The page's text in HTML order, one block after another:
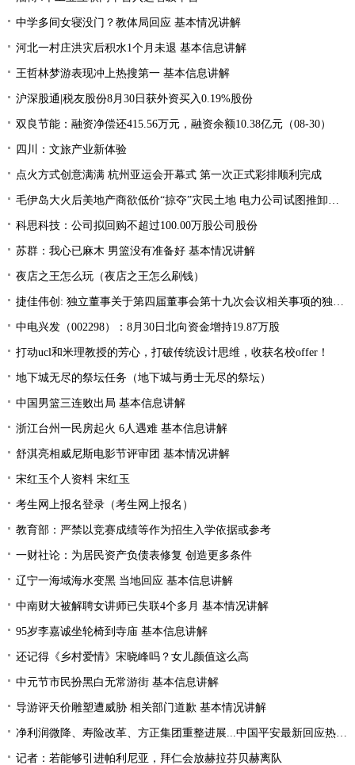
中学多间女寝没门？教体局回应 基本情况讲解
河北一村庄洪灾后积水1个月未退 基本信息讲解
王哲林梦游表现冲上热搜第一 基本信息讲解
沪深股通|税友股份8月30日获外资买入0.19%股份
双良节能：融资净偿还415.56万元，融资余额10.38亿元（08-30）
四川：文旅产业新体验
点火方式创意满满 杭州亚运会开幕式 第一次正式彩排顺利完成
毛伊岛大火后美地产商欲低价“掠夺”灾民土地 电力公司试图推卸责任
科思科技：公司拟回购不超过100.00万股公司股份
苏群：我心已麻木 男篮没有准备好 基本情况讲解
夜店之王怎么玩（夜店之王怎么刷钱）
捷佳伟创: 独立董事关于第四届董事会第十九次会议相关事项的独立意见
中电兴发（002298）：8月30日北向资金增持19.87万股
打动ucl和米理教授的芳心，打破传统设计思维，收获名校offer！
地下城无尽的祭坛任务（地下城与勇士无尽的祭坛）
中国男篮三连败出局 基本信息讲解
浙江台州一民房起火 6人遇难 基本信息讲解
舒淇亮相威尼斯电影节评审团 基本情况讲解
宋红玉个人资料 宋红玉
考生网上报名登录（考生网上报名）
教育部：严禁以竞赛成绩等作为招生入学依据或参考
一财社论：为居民资产负债表修复 创造更多条件
辽宁一海域海水变黑 当地回应 基本信息讲解
中南财大被解聘女讲师已失联4个多月 基本情况讲解
95岁李嘉诚坐轮椅到寺庙 基本信息讲解
还记得《乡村爱情》宋晓峰吗？女儿颜值这么高
中元节市民扮黑白无常游街 基本信息讲解
导游评天价雕塑遭威胁 相关部门道歉 基本情况讲解
净利润微降、寿险改革、方正集团重整进展...中国平安最新回应热点问题
记者：若能够引进帕利尼亚，拜仁会放赫拉芬贝赫离队